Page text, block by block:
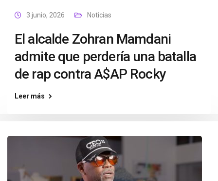
3 junio, 2026 Noticias
El alcalde Zohran Mamdani
admite que perdería una batalla
de rap contra A$AP Rocky
Leer más